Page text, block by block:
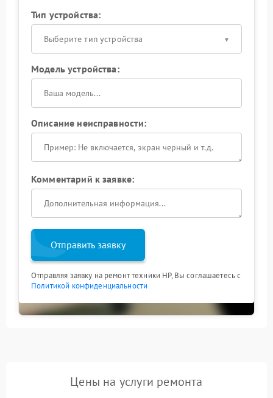
Тип устройства:
Выберите тип устройства
Модель устройства:
Описание неисправности:
Комментарий к заявке:
Отправить заявку
Отправляя заявку на ремонт техники HP, Вы соглашаетесь с
Политикой конфиденциальности
Цены на услуги ремонта